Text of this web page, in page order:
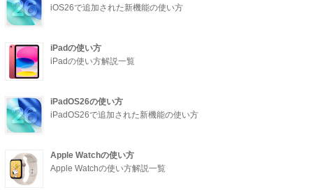
iOS26で追加された新機能の使い方
iPadの使い方
iPadの使い方解説一覧
iPadOS26の使い方
iPadOS26で追加された新機能の使い方
Apple Watchの使い方
Apple Watchの使い方解説一覧